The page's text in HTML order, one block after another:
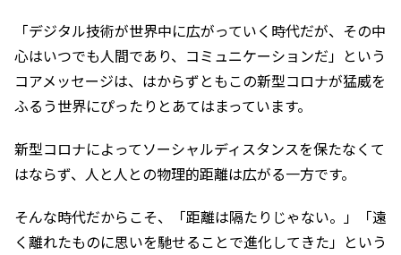
「デジタル技術が世界中に広がっていく時代だが、その中
心はいつでも人間であり、コミュニケーションだ」という
コアメッセージは、はからずともこの新型コロナが猛威を
ふるう世界にぴったりとあてはまっています。
新型コロナによってソーシャルディスタンスを保たなくて
はならず、人と人との物理的距離は広がる一方です。
そんな時代だからこそ、「距離は隔たりじゃない。」「遠
く離れたものに思いを馳せることで進化してきた」という